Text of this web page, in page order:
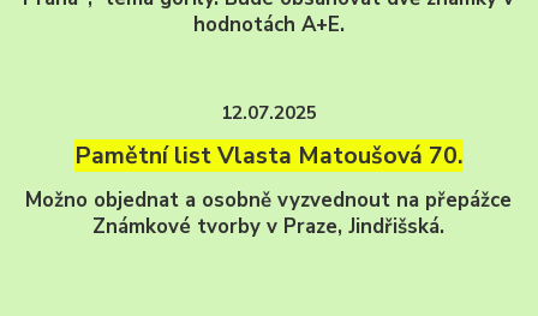
hodnotách A+E.
12.07.2025
Pamětní list Vlasta Matoušová 70.
Možno objednat a osobně vyzvednout na přepážce
Známkové tvorby v Praze, Jindřišská.